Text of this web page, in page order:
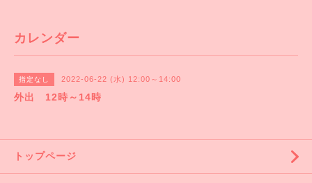
カレンダー
指定なし 2022-06-22 (水) 12:00～14:00
外出 12時～14時
トップページ